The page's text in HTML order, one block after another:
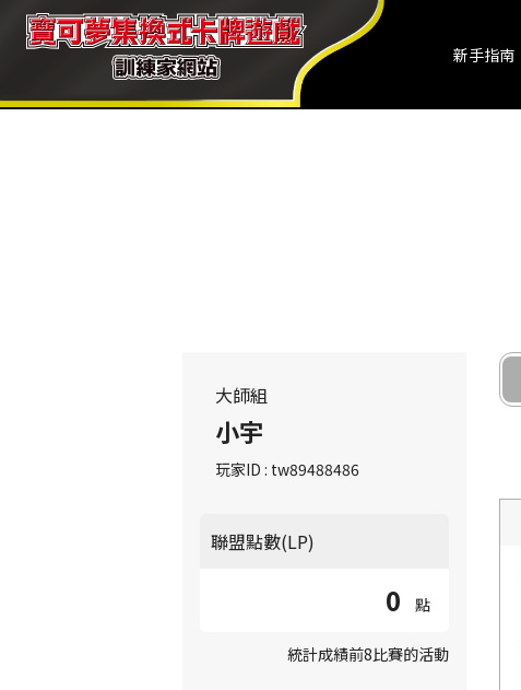
新手指南
大師組
小宇
玩家ID : tw89488486
聯盟點數(LP)
0 點
統計成績前8比賽的活動